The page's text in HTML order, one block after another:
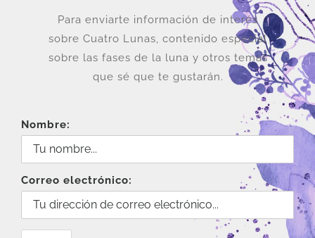
Para enviarte información de interés
sobre Cuatro Lunas, contenido especial
sobre las fases de la luna y otros temas
que sé que te gustarán.
Nombre:
Correo electrónico: